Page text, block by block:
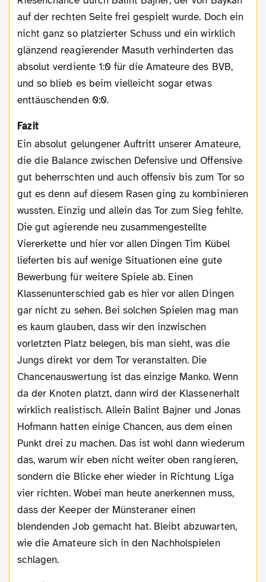
auf der rechten Seite frei gespielt wurde. Doch ein
nicht ganz so platzierter Schuss und ein wirklich
glänzend reagierender Masuth verhinderten das
absolut verdiente 1:0 für die Amateure des BVB,
und so blieb es beim vielleicht sogar etwas
enttäuschenden 0:0.
Fazit
Ein absolut gelungener Auftritt unserer Amateure,
die die Balance zwischen Defensive und Offensive
gut beherrschten und auch offensiv bis zum Tor so
gut es denn auf diesem Rasen ging zu kombinieren
wussten. Einzig und allein das Tor zum Sieg fehlte.
Die gut agierende neu zusammengestellte
Viererkette und hier vor allen Dingen Tim Kübel
lieferten bis auf wenige Situationen eine gute
Bewerbung für weitere Spiele ab. Einen
Klassenunterschied gab es hier vor allen Dingen
gar nicht zu sehen. Bei solchen Spielen mag man
es kaum glauben, dass wir den inzwischen
vorletzten Platz belegen, bis man sieht, was die
Jungs direkt vor dem Tor veranstalten. Die
Chancenauswertung ist das einzige Manko. Wenn
da der Knoten platzt, dann wird der Klassenerhalt
wirklich realistisch. Allein Balint Bajner und Jonas
Hofmann hatten einige Chancen, aus dem einen
Punkt drei zu machen. Das ist wohl dann wiederum
das, warum wir eben nicht weiter oben rangieren,
sondern die Blicke eher wieder in Richtung Liga
vier richten. Wobei man heute anerkennen muss,
dass der Keeper der Münsteraner einen
blendenden Job gemacht hat. Bleibt abzuwarten,
wie die Amateure sich in den Nachholspielen
schlagen.